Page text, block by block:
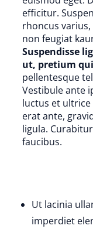
efficitur.
rhoncus
non feugiat
Suspendisse
ut, pretium
pellentesque
Vestibule ante
luctus et
erat ante,
ligula.
faucibus.
Ut lacinia
imperdiet